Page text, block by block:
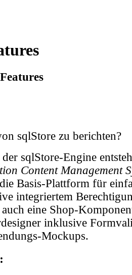
sqlStore zu berichten?
sqlStore-Engine
Content Management
Basis-Plattform für
integriertem
eine Shop-
inklusive
Mockups.